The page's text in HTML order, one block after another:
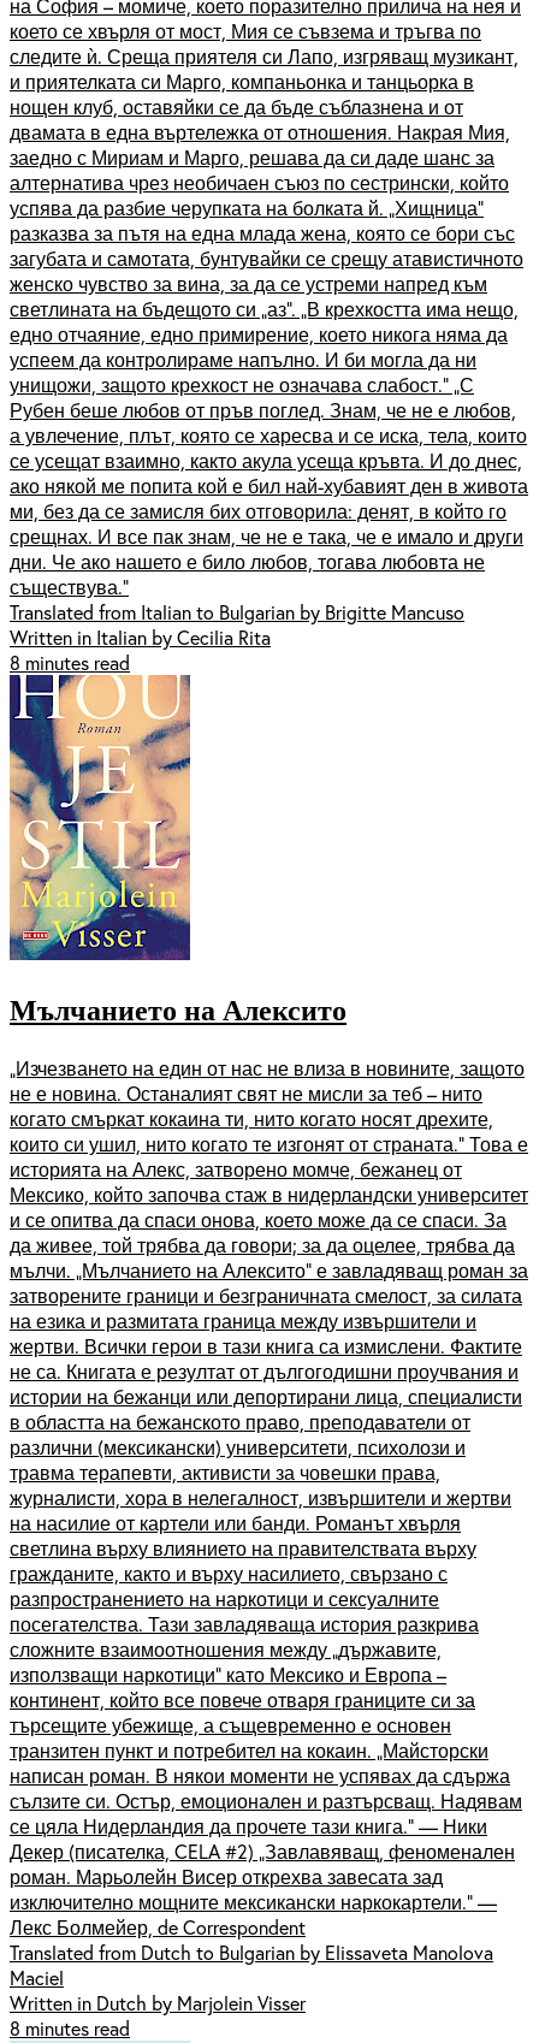
което се хвърля от мост, Мия се съвзема и тръгва по
следите ѝ. Среща приятеля си Лапо, изгряващ музикант,
и приятелката си Марго, компаньонка и танцьорка в
нощен клуб, оставяйки се да бъде съблазнена и от
двамата в една въртележка от отношения. Накрая Мия,
заедно с Мириам и Марго, решава да си даде шанс за
алтернатива чрез необичаен съюз по сестрински, който
успява да разбие черупката на болката й. „Хищница“
разказва за пътя на една млада жена, която се бори със
загубата и самотата, бунтувайки се срещу атавистичното
женско чувство за вина, за да се устреми напред към
светлината на бъдещото си „аз“. „В крехкостта има нещо,
едно отчаяние, едно примирение, което никога няма да
успеем да контролираме напълно. И би могла да ни
унищожи, защото крехкост не означава слабост.“ „С
Рубен беше любов от пръв поглед. Знам, че не е любов,
а увлечение, плът, която се харесва и се иска, тела, които
се усещат взаимно, както акула усеща кръвта. И до днес,
ако някой ме попита кой е бил най-хубавият ден в живота
ми, без да се замисля бих отговорила: денят, в който го
срещнах. И все пак знам, че не е така, че е имало и други
дни. Че ако нашето е било любов, тогава любовта не
съществува.“
Translated from Italian to Bulgarian by Brigitte Mancuso
Written in Italian by Cecilia Rita
8 minutes read
Мълчанието на Алексито
„Изчезването на един от нас не влиза в новините, защото
не е новина. Останалият свят не мисли за теб – нито
когато смъркат кокаина ти, нито когато носят дрехите,
които си ушил, нито когато те изгонят от страната.“ Това е
историята на Алекс, затворено момче, бежанец от
Мексико, който започва стаж в нидерландски университет
и се опитва да спаси онова, което може да се спаси. За
да живее, той трябва да говори; за да оцелее, трябва да
мълчи. „Мълчанието на Алексито“ е завладяващ роман за
затворените граници и безграничната смелост, за силата
на езика и размитата граница между извършители и
жертви. Всички герои в тази книга са измислени. Фактите
не са. Книгата е резултат от дългогодишни проучвания и
истории на бежанци или депортирани лица, специалисти
в областта на бежанското право, преподаватели от
различни (мексикански) университети, психолози и
травма терапевти, активисти за човешки права,
журналисти, хора в нелегалност, извършители и жертви
на насилие от картели или банди. Романът хвърля
светлина върху влиянието на правителствата върху
гражданите, както и върху насилието, свързано с
разпространението на наркотици и сексуалните
посегателства. Тази завладяваща история разкрива
сложните взаимоотношения между „държавите,
използващи наркотици“ като Мексико и Европа –
континент, който все повече отваря границите си за
търсещите убежище, а същевременно е основен
транзитен пункт и потребител на кокаин. „Майсторски
написан роман. В някои моменти не успявах да сдържа
сълзите си. Остър, емоционален и разтърсващ. Надявам
се цяла Нидерландия да прочете тази книга.“ — Ники
Декер (писателка, CELA #2) „Завлавяващ, феноменален
роман. Марьолейн Висер открехва завесата зад
изключително мощните мексикански наркокартели.“ —
Лекс Болмейер, de Correspondent
Translated from Dutch to Bulgarian by Elissaveta Manolova
Maciel
Written in Dutch by Marjolein Visser
8 minutes read